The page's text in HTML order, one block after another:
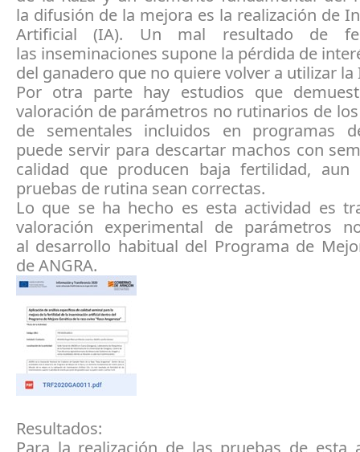
la difusión de la mejora es la realización de
Artificial (IA). Un mal resultado de
las inseminaciones supone la pérdida de
del ganadero que no quiere volver a utilizar la
Por otra parte hay estudios que
valoración de parámetros no rutinarios de
de sementales incluidos en programas
puede servir para descartar machos con
calidad que producen baja fertilidad, aun
pruebas de rutina sean correctas.
Lo que se ha hecho es esta actividad es
valoración experimental de parámetros
al desarrollo habitual del Programa de
de ANGRA.
Resultados:
Para la realización de las pruebas de esta